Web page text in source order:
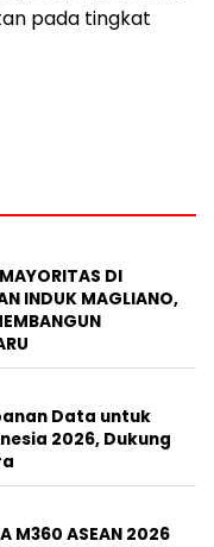
pada tingkat
DI
INDUK MAGLIANO,
Data untuk
2026, Dukung
M360 ASEAN 2026